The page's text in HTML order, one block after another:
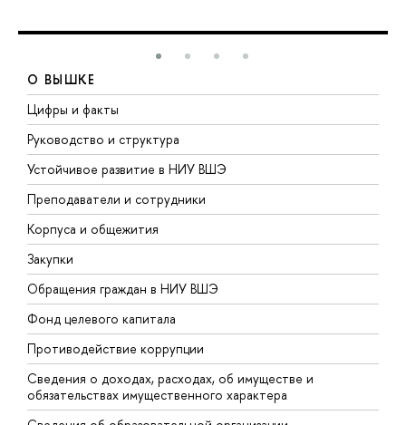
О ВЫШКЕ
Цифры и факты
Руководство и структура
Устойчивое развитие в НИУ ВШЭ
Преподаватели и сотрудники
Корпуса и общежития
Закупки
Обращения граждан в НИУ ВШЭ
Фонд целевого капитала
Противодействие коррупции
Сведения о доходах, расходах, об имуществе и
обязательствах имущественного характера